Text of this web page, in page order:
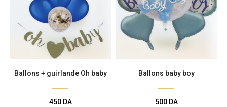
Ballons + guirlande Oh baby
450 DA
Ballons baby boy
500 DA